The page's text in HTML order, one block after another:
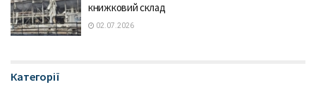
книжковий склад
02.07.2026
Категорії